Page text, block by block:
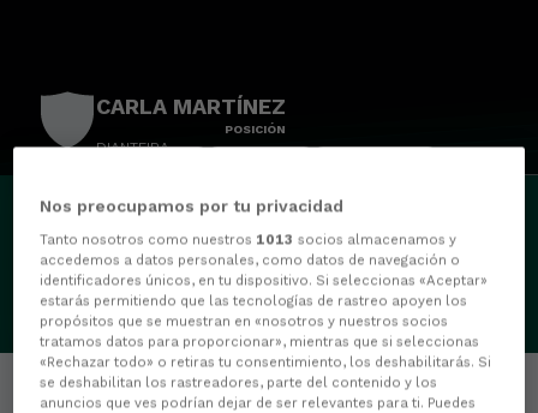
CARLA MARTÍNEZ
POSICIÓN
DIANTEIRA
0 0
Nos preocupamos por tu privacidad
Tanto nosotros como nuestros 1013 socios almacenamos y
accedemos a datos personales, como datos de navegación o
identificadores únicos, en tu dispositivo. Si seleccionas «Aceptar»
estarás permitiendo que las tecnologías de rastreo apoyen los
propósitos que se muestran en «nosotros y nuestros socios
tratamos datos para proporcionar», mientras que si seleccionas
«Rechazar todo» o retiras tu consentimiento, los deshabilitarás. Si
se deshabilitan los rastreadores, parte del contenido y los
anuncios que ves podrían dejar de ser relevantes para ti. Puedes